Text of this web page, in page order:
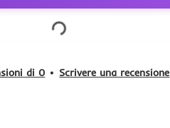
di 0 • Scrivere una recensione